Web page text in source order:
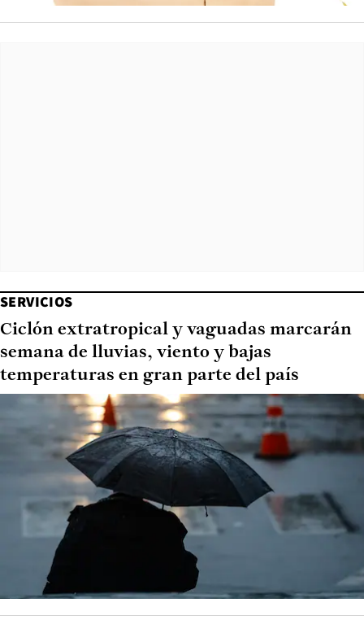
SERVICIOS
Ciclón extratropical y vaguadas marcarán
semana de lluvias, viento y bajas
temperaturas en gran parte del país